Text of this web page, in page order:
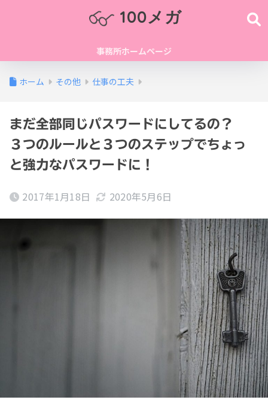
100メガ
事務所ホームページ
ホーム その他 仕事の工夫
まだ全部同じパスワードにしてるの？
３つのルールと３つのステップでちょっ
と強力なパスワードに！
2017年1月18日 2020年5月6日